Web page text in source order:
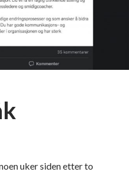
uker siden etter to